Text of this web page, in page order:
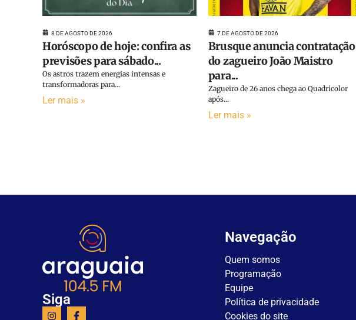
8 DE AGOSTO DE 2026
Horóscopo de hoje: confira as
previsões para sábado...
Os astros trazem energias intensas e
transformadoras para...
Ler mais »
7 DE AGOSTO DE 2026
Brusque anuncia contratação
do zagueiro João Maistro
para...
Zagueiro de 26 anos chega ao Quadricolor
após...
Ler mais »
Siga
Navegação
Quem somos
Programação
Equipe
Política de privacidade
Cookies do site